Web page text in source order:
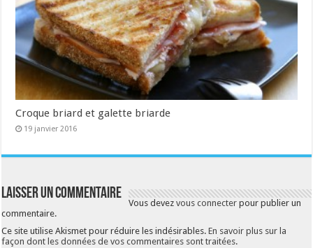
Croque briard et galette briarde
19 janvier 2016
Laisser un commentaire
Vous devezvous connecter pour publier un
commentaire.
Ce site utilise Akismet pour réduire les indésirables.En savoir plus sur la
façon dont les données de vos commentaires sont traitées.